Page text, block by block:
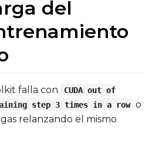
del
falla con
CUDA out of
step 3 times in a row o
relanzando el mismo